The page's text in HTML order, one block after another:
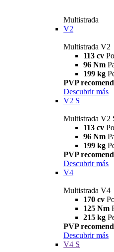
Multistrada
V2
Multistrada V2
113 cv
96 Nm
199 kg
PVP
Descubrir más
V2 S
Multistrada V2
113 cv
96 Nm
199 kg
PVP
Descubrir más
V4
Multistrada V4
170 cv
125 Nm
215 kg
PVP
Descubrir más
V4 S